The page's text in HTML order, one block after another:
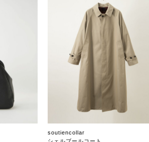
soutiencollar
シェルブールコート